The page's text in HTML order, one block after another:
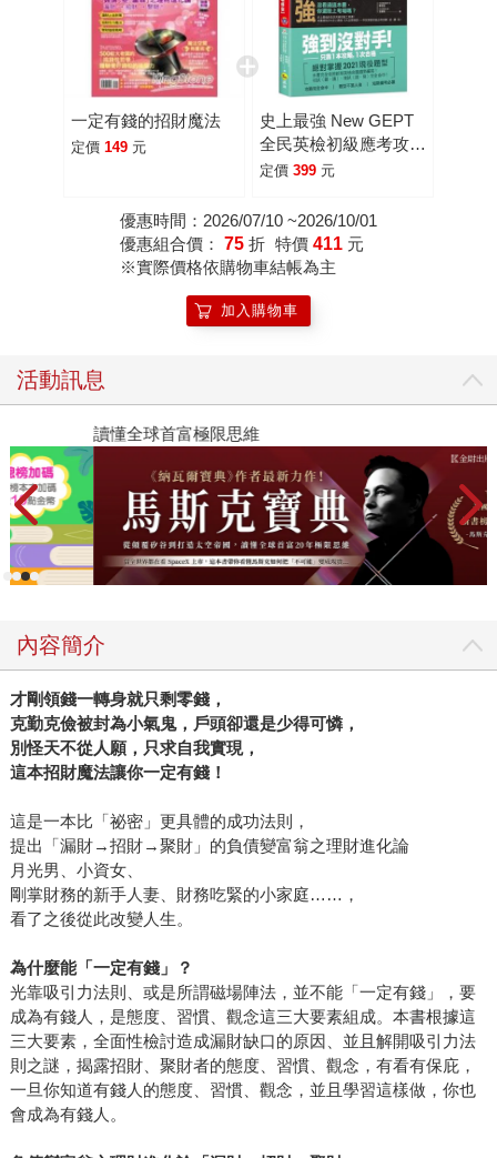
一定有錢的招財魔法
定價 149 元
史上最強 New GEPT
全民英檢初級應考攻略
【增修版】(附贈完整
1CD＋「Youtor App」
內含VRP虛擬點讀筆)
定價 399 元
優惠時間：2026/07/10 ~2026/10/01
優惠組合價： 75 折 特價 411 元
※實際價格依購物車結帳為主
加入購物車
活動訊息
讀懂全球首富極限思維
內容簡介
才剛領錢一轉身就只剩零錢，
克勤克儉被封為小氣鬼，戶頭卻還是少得可憐，
別怪天不從人願，只求自我實現，
這本招財魔法讓你一定有錢！
這是一本比「祕密」更具體的成功法則，
提出「漏財→招財→聚財」的負債變富翁之理財進化論
月光男、小資女、
剛掌財務的新手人妻、財務吃緊的小家庭……，
看了之後從此改變人生。
為什麼能「一定有錢」？
光靠吸引力法則、或是所謂磁場陣法，並不能「一定有錢」，要
成為有錢人，是態度、習慣、觀念這三大要素組成。本書根據這
三大要素，全面性檢討造成漏財缺口的原因、並且解開吸引力法
則之謎，揭露招財、聚財者的態度、習慣、觀念，有看有保庇，
一旦你知道有錢人的態度、習慣、觀念，並且學習這樣做，你也
會成為有錢人。